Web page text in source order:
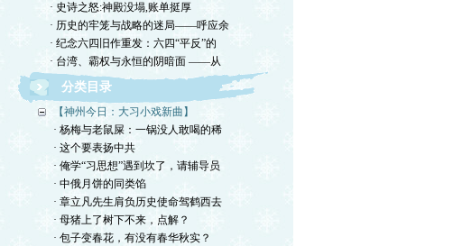
· 史诗之怒:神殿没塌,账单挺厚
· 历史的牢笼与战略的迷局——呼应余
· 纪念六四旧作重发：六四“平反”的
· 台湾、霸权与永恒的阴暗面 ——从
分类目录
【神州今日：大习小戏新曲】
· 杨梅与老鼠屎：一锅没人敢喝的稀
· 这个要表扬中共
· 俺学“习思想”遇到坎了，请辅导员
· 中俄月饼的同类馅
· 章立凡先生肩负历史使命驾鹤西去
· 母猪上了树下不来，点解？
· 包子变春花，有没有春华秋实？